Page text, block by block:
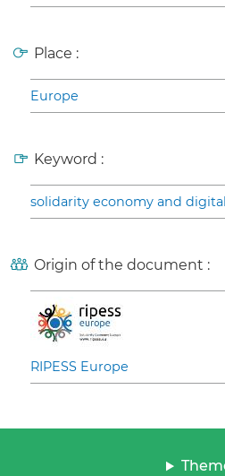
Place :
Europe
Keyword :
solidarity economy and
Origin of the document :
RIPESS Europe